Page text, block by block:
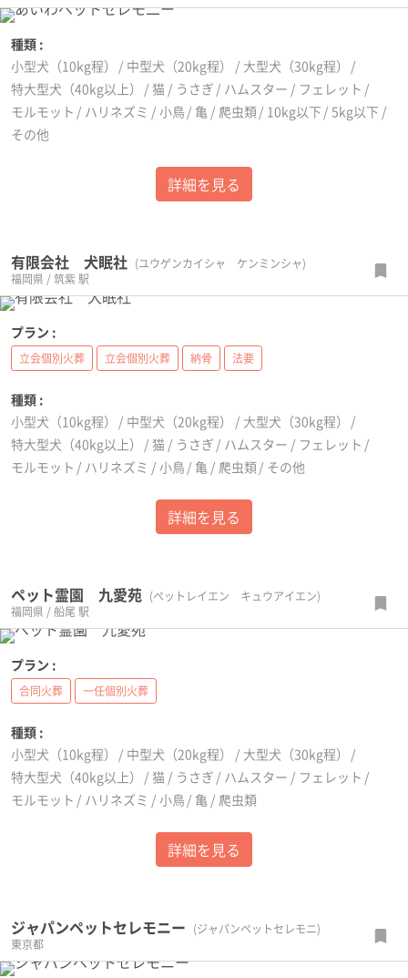
種類 :
小型犬（10kg程）
中型犬（20kg程）
大型犬（30kg程）
特大型犬（40kg以上）
猫 うさぎ ハムスター
フェレット
モルモット
ハリネズミ 小鳥 亀 爬虫類 10kg以下
5kg以下
その他
詳細を見る
有限会社 犬眠社 (ユウゲンカイシャ ケンミンシャ)
福岡県 / 筑紫 駅
プラン :
立会個別火葬 立会個別火葬 納骨 法要
種類 :
小型犬（10kg程）
中型犬（20kg程）
大型犬（30kg程）
特大型犬（40kg以上）
猫 うさぎ ハムスター
フェレット
モルモット
ハリネズミ 小鳥 亀 爬虫類 その他
詳細を見る
ペット霊園 九愛苑 (ペットレイエン キュウアイエン)
福岡県 / 船尾 駅
プラン :
合同火葬 一任個別火葬
種類 :
小型犬（10kg程）
中型犬（20kg程）
大型犬（30kg程）
特大型犬（40kg以上）
猫 うさぎ ハムスター
フェレット
モルモット
ハリネズミ 小鳥 亀 爬虫類
詳細を見る
ジャパンペットセレモニー (ジャパンペットセレモニ)
東京都